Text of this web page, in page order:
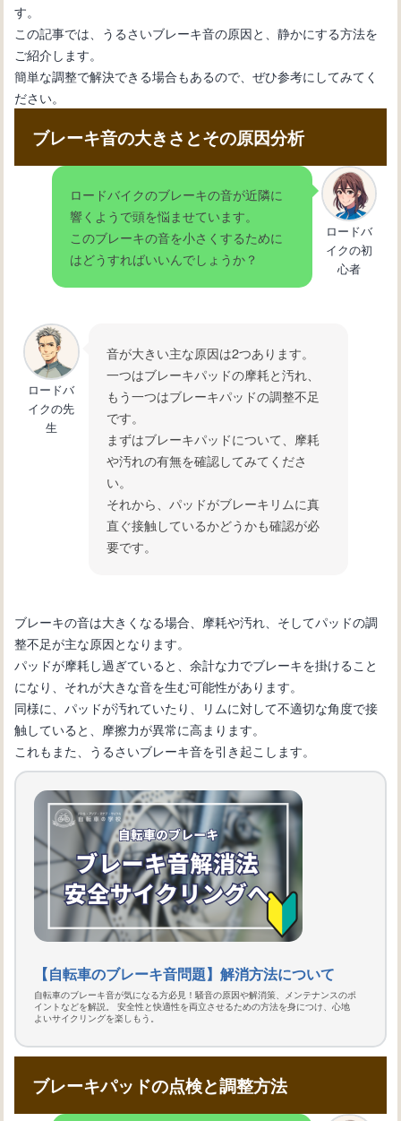
自転車のブレーキ調整について：正し
【自転車のブレーキ】左右のバランス
の調整方法と重要性
電動自転車のブレーキメンテナンス：
安全と快適をサポート
自転車のバルブの根本から空気漏れ！
す。
この記事では、うるさいブレーキ音の原因と、静かにする方法を
ご紹介します。
簡単な調整で解決できる場合もあるので、ぜひ参考にしてみてく
ださい。
ブレーキ音の大きさとその原因分析
ロードバイクのブレーキの音が近隣に
響くようで頭を悩ませています。
このブレーキの音を小さくするために
はどうすればいいんでしょうか？
ロードバ
イクの初
心者
ロードバ
イクの先
生
音が大きい主な原因は2つあります。
一つはブレーキパッドの摩耗と汚れ、
もう一つはブレーキパッドの調整不足
です。
まずはブレーキパッドについて、摩耗
や汚れの有無を確認してみてくださ
い。
それから、パッドがブレーキリムに真
直ぐ接触しているかどうかも確認が必
要です。
ブレーキの音は大きくなる場合、摩耗や汚れ、そしてパッドの調
整不足が主な原因となります。
パッドが摩耗し過ぎていると、余計な力でブレーキを掛けること
になり、それが大きな音を生む可能性があります。
同様に、パッドが汚れていたり、リムに対して不適切な角度で接
触していると、摩擦力が異常に高まります。
これもまた、うるさいブレーキ音を引き起こします。
【自転車のブレーキ音問題】解消方法について
自転車のブレーキ音が気になる方必見！騒音の原因や解消策、メンテナンスのポ
イントなどを解説。 安全性と快適性を両立させるための方法を身につけ、心地
よいサイクリングを楽しもう。
ブレーキパッドの点検と調整方法